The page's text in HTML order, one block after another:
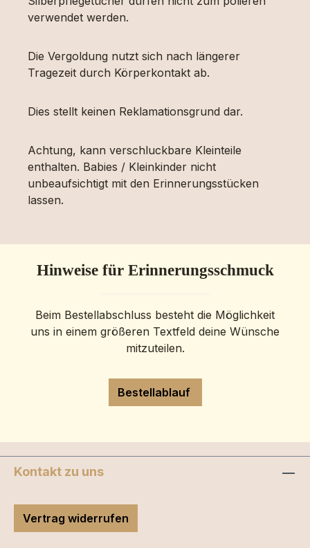
verwendet werden.
Die Vergoldung nutzt sich nach längerer
Tragezeit durch Körperkontakt ab.
Dies stellt keinen Reklamationsgrund dar.
Achtung, kann verschluckbare Kleinteile
enthalten. Babies / Kleinkinder nicht
unbeaufsichtigt mit den Erinnerungsstücken
lassen.
Hinweise für Erinnerungsschmuck
Beim Bestellabschluss besteht die Möglichkeit
uns in einem größeren Textfeld deine Wünsche
mitzuteilen.
Bestellablauf
Kontakt zu uns
Vertrag widerrufen